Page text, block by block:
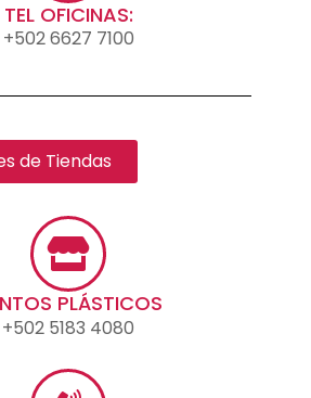
TEL OFICINAS:
+502 6627 7100
de Tiendas
PLÁSTICOS
+502 5183 4080